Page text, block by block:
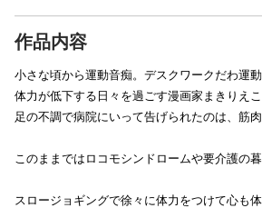
作品内容
小さな頃から運動音痴。デスクワークだわ運
体力が低下する日々を過ごす漫画家まきりえこ
足の不調で病院にいって告げられたのは、筋
このままではロコモシンドロームや要介護の
スロージョギングで徐々に体力をつけて心も